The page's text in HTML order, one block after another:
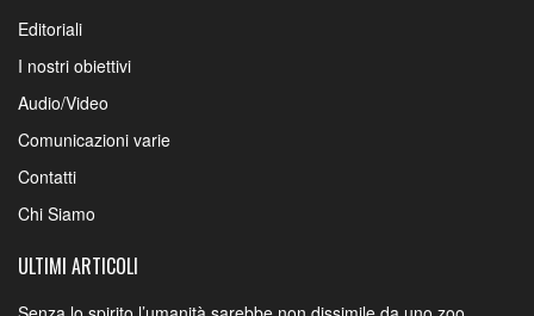
Editoriali
I nostri obiettivi
Audio/Video
Comunicazioni varie
Contatti
Chi Siamo
ULTIMI ARTICOLI